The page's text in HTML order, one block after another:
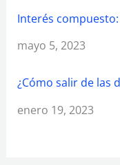
Interés
Fecha
mayo 5, 2023
¿Cómo salir de las
Fecha
enero 19, 2023